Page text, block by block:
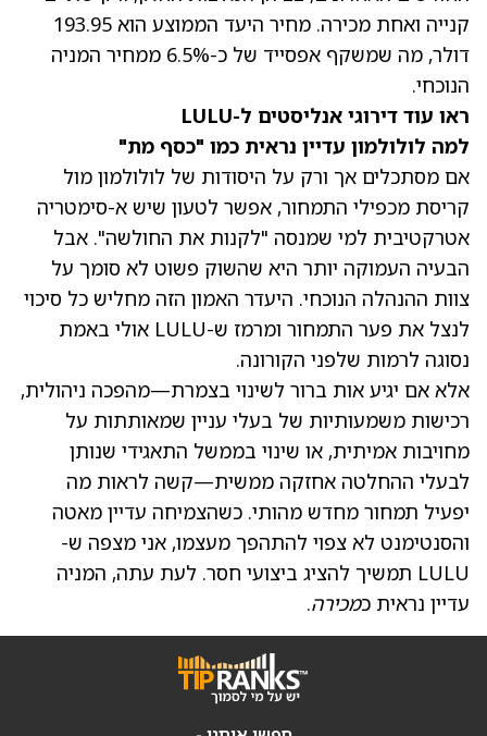
קנייה ואחת מכירה.
מחיר היעד הממוצע הוא 193.95
דולר
, מה שמשקף אפסייד של כ-6.5% ממחיר המניה
הנוכחי.
ראו עוד דירוגי אנליסטים ל-LULU
למה לולולמון עדיין נראית כמו "כסף מת"
אם מסתכלים אך ורק על היסודות של לולולמון מול
קריסת מכפילי התמחור, אפשר לטעון שיש א-סימטריה
אטרקטיבית למי שמנסה "לקנות את החולשה". אבל
הבעיה העמוקה יותר היא שהשוק פשוט לא סומך על
צוות ההנהלה הנוכחי. היעדר האמון הזה מחליש כל סיכוי
לנצל את פער התמחור ומרמז ש-LULU אולי באמת
נסוגה לרמות שלפני הקורונה.
אלא אם יגיע אות ברור לשינוי בצמרת—מהפכה ניהולית,
רכישות משמעותיות של בעלי עניין שמאותתות על
מחויבות אמיתית, או שינוי בממשל התאגידי שנותן
לבעלי ההחלטה אחזקה ממשית—קשה לראות מה
יפעיל תמחור מחדש מהותי. כשהצמיחה עדיין מאטה
והסנטימנט לא צפוי להתהפך מעצמו, אני מצפה ש-
LULU תמשיך להציג ביצועי חסר. לעת עתה, המניה
עדיין נראית כמכירה.